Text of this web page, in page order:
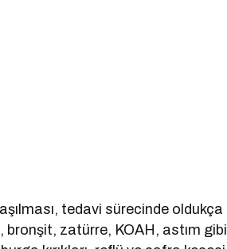
tedavi sürecinde oldukça
bronşit, zatürre, KOAH, astım gibi